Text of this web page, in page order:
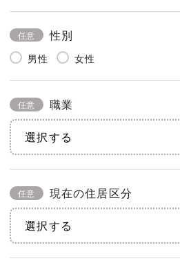
任意 性別
男性 女性
任意 職業
任意 現在の住居区分